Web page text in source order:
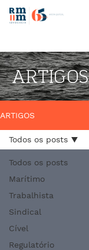
ARTIGOS
ARTIGOS
Todos os posts
Marítimo
Trabalhista
Sindical
Cível
Regulatório
Todos os posts